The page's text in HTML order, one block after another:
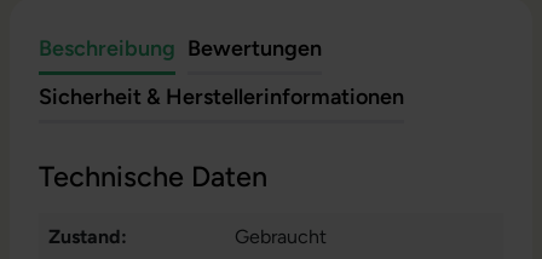
Beschreibung Bewertungen
Sicherheit & Herstellerinformationen
Technische Daten
Zustand: Gebraucht